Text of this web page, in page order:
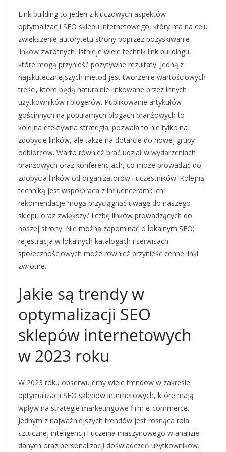
Link building to jeden z kluczowych aspektów
optymalizacji SEO sklepu internetowego, który ma na celu
zwiększenie autorytetu strony poprzez pozyskiwanie
linków zwrotnych. Istnieje wiele technik link buildingu,
które mogą przynieść pozytywne rezultaty. Jedną z
najskuteczniejszych metod jest tworzenie wartościowych
treści, które będą naturalnie linkowane przez innych
użytkowników i blogerów. Publikowanie artykułów
gościnnych na popularnych blogach branżowych to
kolejna efektywna strategia; pozwala to nie tylko na
zdobycie linków, ale także na dotarcie do nowej grupy
odbiorców. Warto również brać udział w wydarzeniach
branżowych oraz konferencjach, co może prowadzić do
zdobycia linków od organizatorów i uczestników. Kolejną
techniką jest współpraca z influencerami; ich
rekomendacje mogą przyciągnąć uwagę do naszego
sklepu oraz zwiększyć liczbę linków prowadzących do
naszej strony. Nie można zapominać o lokalnym SEO;
rejestracja w lokalnych katalogach i serwisach
społecznościowych może również przynieść cenne linki
zwrotne.
Jakie są trendy w
optymalizacji SEO
sklepów internetowych
w 2023 roku
W 2023 roku obserwujemy wiele trendów w zakresie
optymalizacji SEO sklepów internetowych, które mają
wpływ na strategie marketingowe firm e-commerce.
Jednym z najważniejszych trendów jest rosnąca rola
sztucznej inteligencji i uczenia maszynowego w analizie
danych oraz personalizacji doświadczeń użytkowników.